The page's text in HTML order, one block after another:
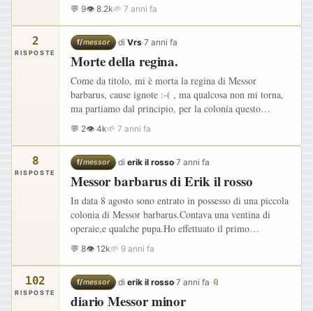
provetta) ed…
💬 9👁 8.2k🌱 7 anni fa
2
RISPOSTE
f/messor ·di Vrs·7 anni fa
Morte della regina.
Come da titolo, mi è morta la regina di Messor
barbarus, cause ignote :-( , ma qualcosa non mi torna,
ma partiamo dal principio, per la colonia questo
sarebbe stato il 3 anno, la crescita procedeva un pò a
rilento a…
💬 2👁 4k🌱 7 anni fa
8
RISPOSTE
f/messor ·di erik il rosso·7 anni fa
Messor barbarus di Erik il rosso
In data 8 agosto sono entrato in possesso di una piccola
colonia di Messor barbarus.Contava una ventina di
operaie,e qualche pupa.Ho effettuato il primo
trasferimento,riducendo l'ingresso con una cannuccia e
del…
💬 8👁 12k🌱 9 anni fa
102
RISPOSTE
f/messor ·di erik il rosso·7 anni fa· 📎
diario Messor minor